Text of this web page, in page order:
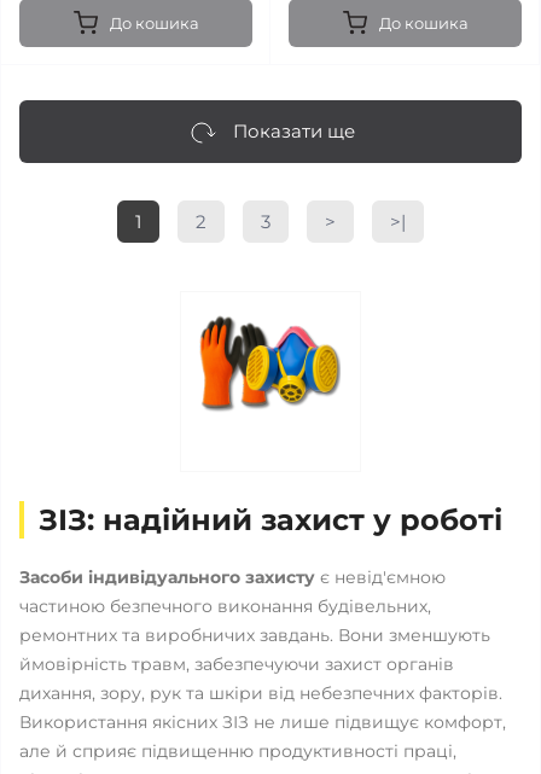
До кошика До кошика
Показати ще
1 2 3 > >|
ЗІЗ: надійний захист у роботі
Засоби індивідуального захисту є невід'ємною
частиною безпечного виконання будівельних,
ремонтних та виробничих завдань. Вони зменшують
ймовірність травм, забезпечуючи захист органів
дихання, зору, рук та шкіри від небезпечних факторів.
Використання якісних ЗІЗ не лише підвищує комфорт,
але й сприяє підвищенню продуктивності праці,